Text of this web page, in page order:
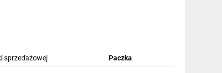
sprzedażowej Paczka